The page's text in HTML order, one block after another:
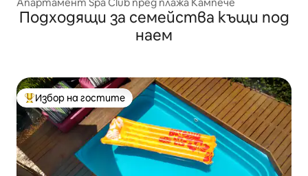
Апартамент Spa Club пред плажа Кампече
Подходящи за семейства къщи под
наем
Най-популярен избор на гостите
Избор на гостите